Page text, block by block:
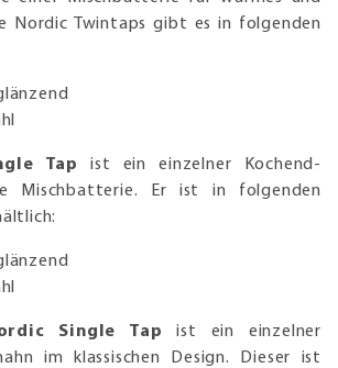
Nordic Twintaps gibt es in folgenden
Tap
ist ein einzelner Kochend-
Mischbatterie. Er ist in folgenden
Single Tapist ein einzelner
im klassischen Design. Dieser ist